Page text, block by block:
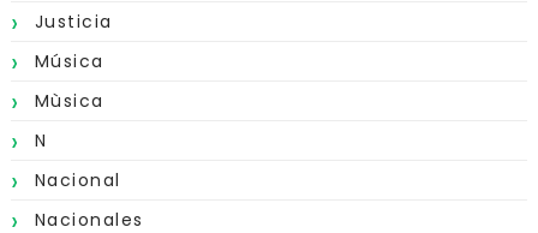
Justicia
Música
Mùsica
N
Nacional
Nacionales